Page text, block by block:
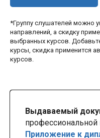
*Группу слушателей можно
направлений, а скидку
выбранных курсов.
курсы, скидка применится
курсов.
Выдаваемый
профессиональной
Приложение к